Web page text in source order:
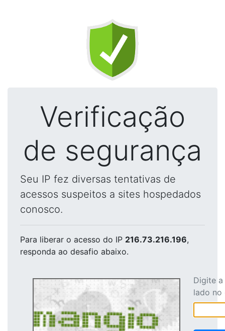
Verificação
de segurança
Seu IP fez diversas tentativas de
acessos suspeitos a sites hospedados
conosco.
Para liberar o acesso do IP 216.73.216.196,
responda ao desafio abaixo.
Digite
lado no